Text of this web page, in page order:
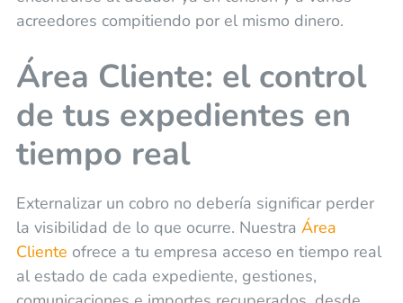
acreedores compitiendo por el mismo dinero.
Área Cliente: el control
de tus expedientes en
tiempo real
Externalizar un cobro no debería significar perder
la visibilidad de lo que ocurre. Nuestra Área
Cliente ofrece a tu empresa acceso en tiempo real
al estado de cada expediente, gestiones,